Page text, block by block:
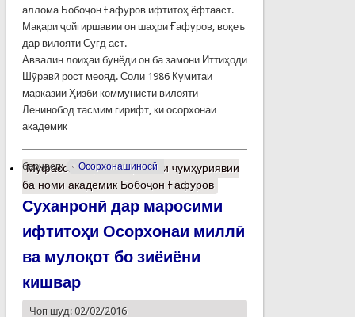
аллома Бобоҷон Ғафуров ифтитоҳ ёфтааст.
Мақари ҷойгиршавии он шаҳри Ғафуров, воқеъ
дар вилояти Суғд аст.
Аввалин лоиҳаи бунёди он ба замони Иттиҳоди
Шӯравӣ рост меояд. Соли 1986 Кумитаи
марказии Ҳизби коммунисти вилояти
Ленинобод тасмим гирифт, ки осорхонаи
академик
барчасп: Осорхонашиносӣ
Муфассалтаро Осорхонаи ҷумҳуриявии
ба номи академик Бобоҷон Ғафуров
Суханронӣ дар маросими
ифтитоҳи Осорхонаи миллӣ
ва мулоқот бо зиёиёни
кишвар
Чоп шуд: 02/02/2016